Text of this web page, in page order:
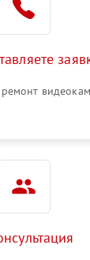
2200 ₽
2300 ₽
ремонт